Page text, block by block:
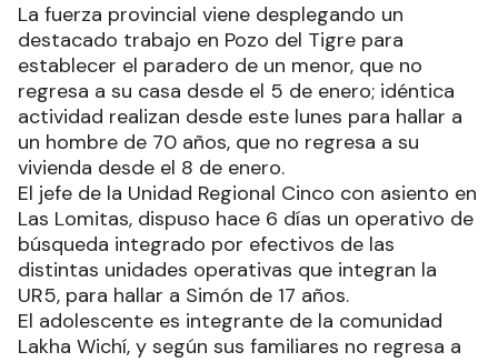
La fuerza provincial viene desplegando un
destacado trabajo en Pozo del Tigre para
establecer el paradero de un menor, que no
regresa a su casa desde el 5 de enero; idéntica
actividad realizan desde este lunes para hallar a
un hombre de 70 años, que no regresa a su
vivienda desde el 8 de enero.
El jefe de la Unidad Regional Cinco con asiento en
Las Lomitas, dispuso hace 6 días un operativo de
búsqueda integrado por efectivos de las
distintas unidades operativas que integran la
UR5, para hallar a Simón de 17 años.
El adolescente es integrante de la comunidad
Lakha Wichí, y según sus familiares no regresa a